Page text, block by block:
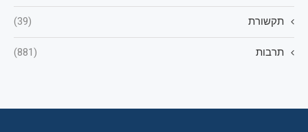
תקשורת (39)
תרבות (881)